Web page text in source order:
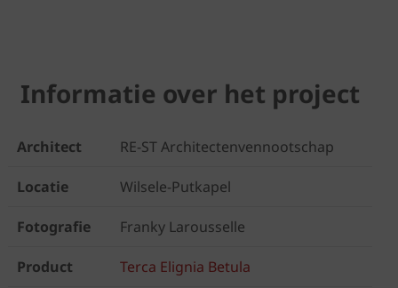
Informatie over het project
Architect RE-ST Architectenvennootschap
Locatie Wilsele-Putkapel
Fotografie Franky Larousselle
Product Terca Elignia Betula